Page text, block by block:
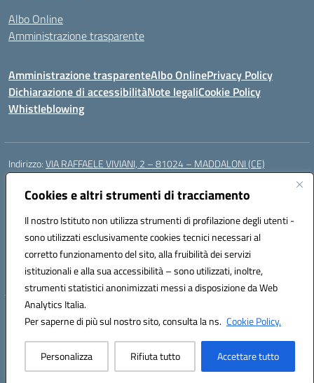
Cookies e altri strumenti di tracciamento
Il nostro Istituto non utilizza strumenti di profilazione degli utenti -
sono utilizzati esclusivamente cookies tecnici necessari al
corretto funzionamento del sito, alla fruibilità dei servizi
istituzionali e alla sua accessibilità – sono utilizzati, inoltre,
strumenti statistici anonimizzati messi a disposizione da Web
Analytics Italia.
Per saperne di più sul nostro sito, consulta la ns. Cookie Policy.
Personalizza Rifiuta tutto Accettare tutto
Albo Online
Amministrazione trasparente
Amministrazione trasparenteAlbo OnlinePrivacy Policy
Dichiarazione di accessibilitàNote legaliCookie Policy
Whistleblowing
Indirizzo:VIA RAFFAELE VIVIANI, 2 – 81024 – MADDALONI (CE)
Centralino:
Posta elettronica certificata (PEC):ceic8av00r@pec.istruzione.it
Codice fiscale: 93086020612
Codice meccanografico:CEIC8AV00R
Codice Indice delle Pubbliche Amministrazioni (IPA): icamm
Codice unico di fatturazione (CUF): UF8WE6
Hosting & Powered by 3D Solution S.r.l.
Concept & Design by Designers Italia